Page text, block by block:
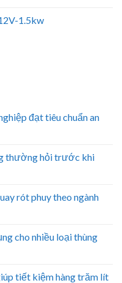
1.5kw
đạt tiêu chuẩn an
thường hỏi trước khi
rót phuy theo ngành
cho nhiều loại thùng
tiết kiệm hàng trăm lít